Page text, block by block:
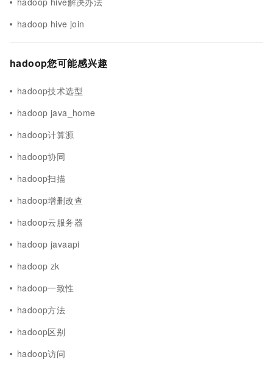
hadoop hive join
hadoop您可能感兴趣
hadoop技术选型
hadoop java_home
hadoop计算源
hadoop协同
hadoop扫描
hadoop增删改查
hadoop云服务器
hadoop javaapi
hadoop zk
hadoop一致性
hadoop方法
hadoop区别
hadoop访问